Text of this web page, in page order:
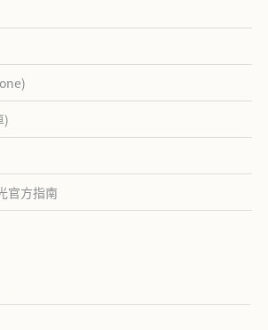
)
官方指南